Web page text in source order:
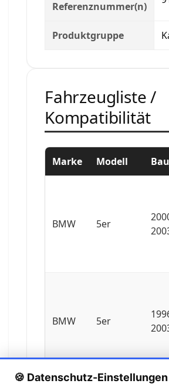
🍪 Datenschutz-Einstellungen
Referenznummer(n)
Produktgruppe
Fahrzeugliste /
Kompatibilität
Marke Modell
BMW 5er
BMW 5er